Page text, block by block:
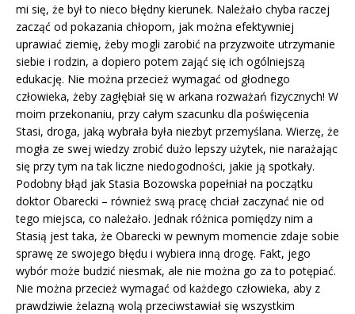
mi się, że był to nieco błędny kierunek. Należało chyba raczej
zacząć od pokazania chłopom, jak można efektywniej
uprawiać ziemię, żeby mogli zarobić na przyzwoite utrzymanie
siebie i rodzin, a dopiero potem zająć się ich ogólniejszą
edukację. Nie można przecież wymagać od głodnego
człowieka, żeby zagłębiał się w arkana rozważań fizycznych! W
moim przekonaniu, przy całym szacunku dla poświęcenia
Stasi, droga, jaką wybrała była niezbyt przemyślana. Wierzę, że
mogła ze swej wiedzy zrobić dużo lepszy użytek, nie narażając
się przy tym na tak liczne niedogodności, jakie ją spotkały.
Podobny błąd jak Stasia Bozowska popełniał na początku
doktor Obarecki – również swą pracę chciał zaczynać nie od
tego miejsca, co należało. Jednak różnica pomiędzy nim a
Stasią jest taka, że Obarecki w pewnym momencie zdaje sobie
sprawę ze swojego błędu i wybiera inną drogę. Fakt, jego
wybór może budzić niesmak, ale nie można go za to potępiać.
Nie można przecież wymagać od każdego człowieka, aby z
prawdziwie żelazną wolą przeciwstawiał się wszystkim